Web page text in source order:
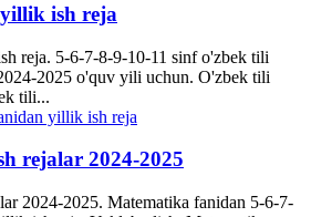
ish reja
reja. 5-6-7-8-9-10-11 sinf o'zbek tili
2025 o'quv yili uchun. O'zbek tili
tili...
rejalar 2024-2025
2024-2025. Matematika fanidan 5-6-7-